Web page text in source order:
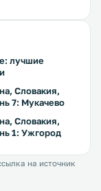
лучшие
Словакия,
7: Мукачево
Словакия,
1: Ужгород
на источник